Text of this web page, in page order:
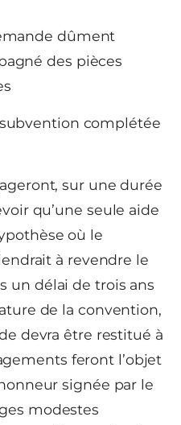
dûment
des pièces
complétée
sur une durée
qu’une seule aide
où le
à revendre le
un délai de trois ans
de la convention,
devra être restitué à
feront l’objet
signée par le
modestes